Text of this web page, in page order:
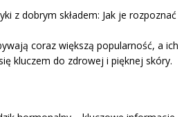
z dobrym składem: Jak je rozpoznać
coraz większą popularność, a ich
kluczem do zdrowej i pięknej skóry.